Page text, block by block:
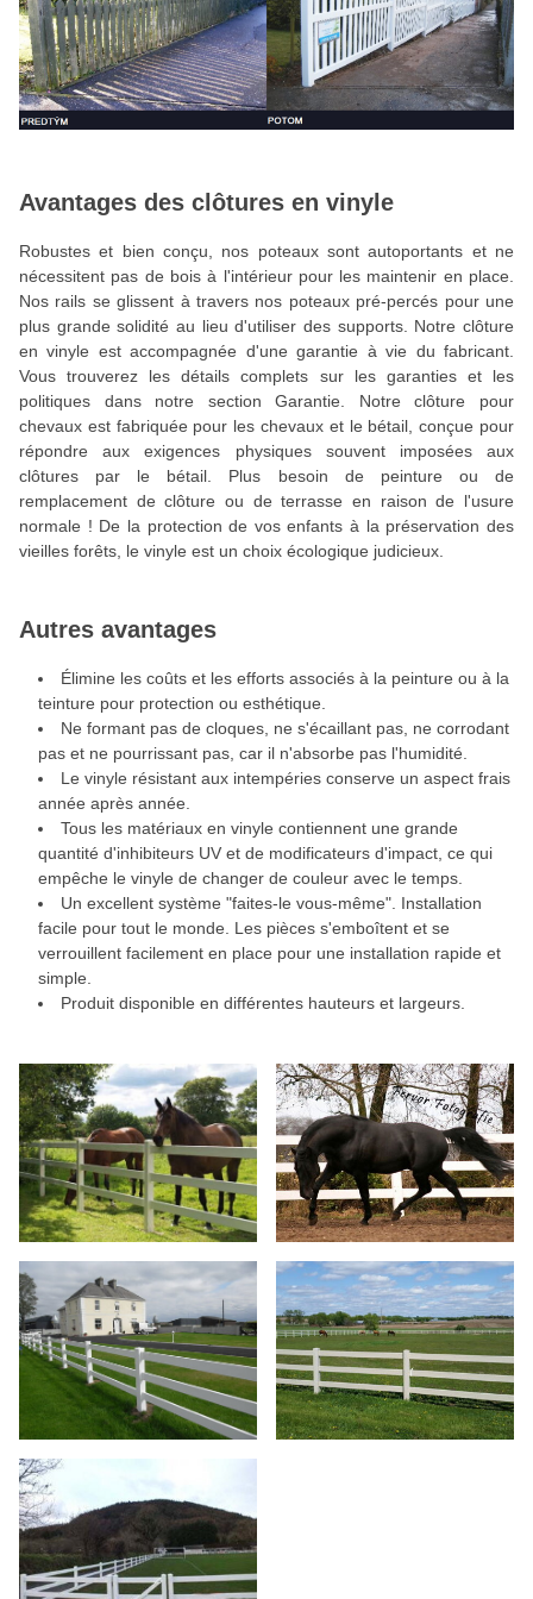
Avantages des clôtures en vinyle
Robustes et bien conçu, nos poteaux sont autoportants et ne
nécessitent pas de bois à l'intérieur pour les maintenir en place.
Nos rails se glissent à travers nos poteaux pré-percés pour une
plus grande solidité au lieu d'utiliser des supports. Notre clôture
en vinyle est accompagnée d'une garantie à vie du fabricant.
Vous trouverez les détails complets sur les garanties et les
politiques dans notre section Garantie. Notre clôture pour
chevaux est fabriquée pour les chevaux et le bétail, conçue pour
répondre aux exigences physiques souvent imposées aux
clôtures par le bétail. Plus besoin de peinture ou de
remplacement de clôture ou de terrasse en raison de l'usure
normale ! De la protection de vos enfants à la préservation des
vieilles forêts, le vinyle est un choix écologique judicieux.
Autres avantages
Élimine les coûts et les efforts associés à la peinture ou à la
teinture pour protection ou esthétique.
Ne formant pas de cloques, ne s'écaillant pas, ne corrodant
pas et ne pourrissant pas, car il n'absorbe pas l'humidité.
Le vinyle résistant aux intempéries conserve un aspect frais
année après année.
Tous les matériaux en vinyle contiennent une grande
quantité d'inhibiteurs UV et de modificateurs d'impact, ce qui
empêche le vinyle de changer de couleur avec le temps.
Un excellent système "faites-le vous-même". Installation
facile pour tout le monde. Les pièces s'emboîtent et se
verrouillent facilement en place pour une installation rapide et
simple.
Produit disponible en différentes hauteurs et largeurs.